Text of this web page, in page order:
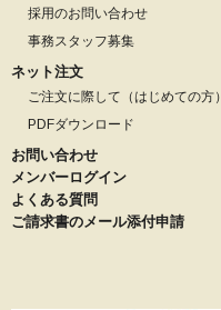
採用のお問い合わせ
事務スタッフ募集
ネット注文
ご注文に際して（はじめての方）
PDFダウンロード
お問い合わせ
メンバーログイン
よくある質問
ご請求書のメール添付申請